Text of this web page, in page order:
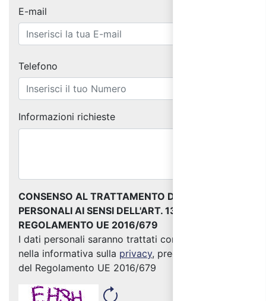
E-mail
Telefono
Informazioni richieste
CONSENSO AL TRATTAMENTO DEI DATI
PERSONALI AI SENSI DELL'ART. 13 DEL
REGOLAMENTO UE 2016/679
I dati personali saranno trattati come indicato
nella informativa sulla privacy, predisposta ai sensi
del Regolamento UE 2016/679